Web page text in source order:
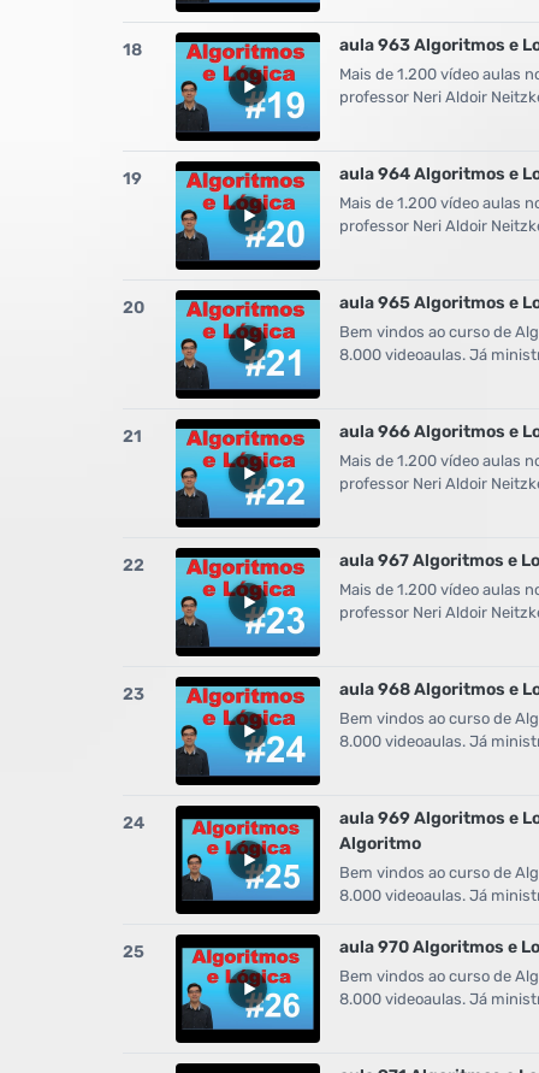
18 aula 963 Algoritmos e
Mais de 1.200 vídeo aulas
professor Neri Aldoir
19 aula 964 Algoritmos e
Mais de 1.200 vídeo aulas
professor Neri Aldoir
20 aula 965 Algoritmos e
Bem vindos ao curso de
8.000 videoaulas. Já
21 aula 966 Algoritmos e
Mais de 1.200 vídeo aulas
professor Neri Aldoir
22 aula 967 Algoritmos e
Mais de 1.200 vídeo aulas
professor Neri Aldoir
23 aula 968 Algoritmos e
Bem vindos ao curso de
8.000 videoaulas. Já
24
aula 969 Algoritmos e
Algoritmo
Bem vindos ao curso de
8.000 videoaulas. Já
25 aula 970 Algoritmos e
Bem vindos ao curso de
8.000 videoaulas. Já